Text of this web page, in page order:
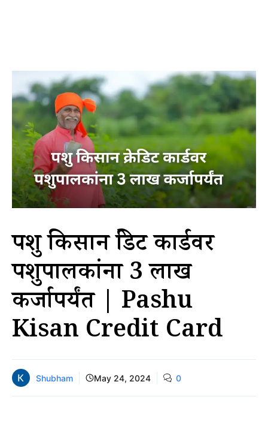
पशु किसान क्रेडिट कार्डवर
पशुपालकांना 3 लाख
कर्जापर्यंत | Pashu
Kisan Credit Card
Shubham May 24, 2024 0